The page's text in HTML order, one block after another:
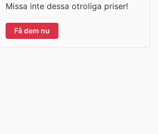
Missa inte dessa otroliga priser!
Få dem nu